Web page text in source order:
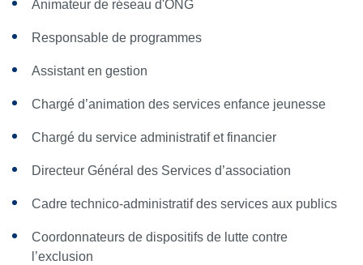
Animateur de réseau d'ONG
Responsable de programmes
Assistant en gestion
Chargé d’animation des services enfance jeunesse
Chargé du service administratif et financier
Directeur Général des Services d’association
Cadre technico-administratif des services aux publics
Coordonnateurs de dispositifs de lutte contre
l’exclusion